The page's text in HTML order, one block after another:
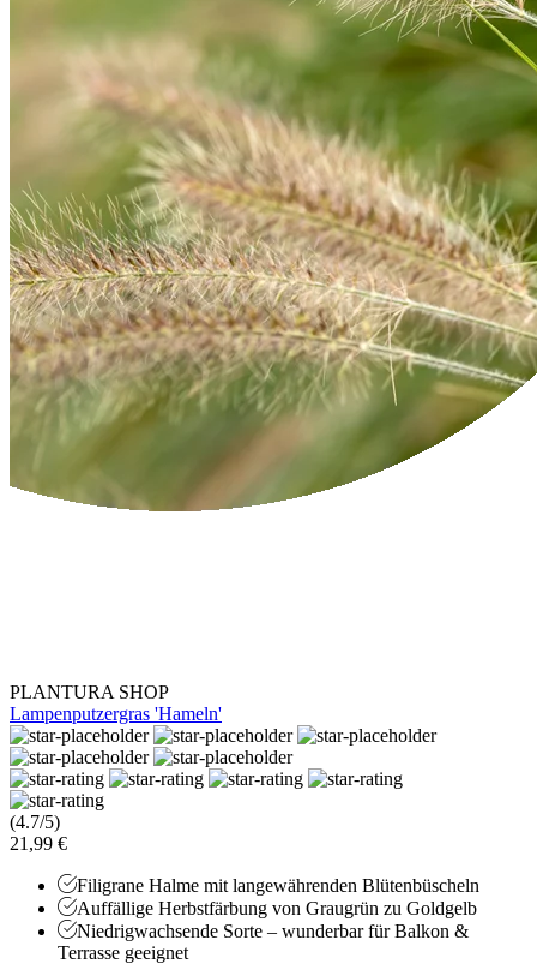
PLANTURA SHOP
Lampenputzergras 'Hameln'
(4.7/5)
21,99 €
Filigrane Halme mit langewährenden Blütenbüscheln
Auffällige Herbstfärbung von Graugrün zu Goldgelb
Niedrigwachsende Sorte – wunderbar für Balkon &
Terrasse geeignet